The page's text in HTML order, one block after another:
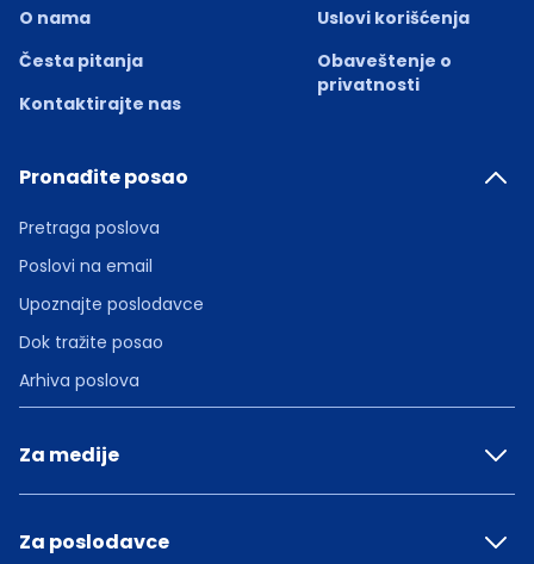
O nama
Česta pitanja
Kontaktirajte nas
Uslovi korišćenja
Obaveštenje o
privatnosti
Pronađite posao
Pretraga poslova
Poslovi na email
Upoznajte poslodavce
Dok tražite posao
Arhiva poslova
Za medije
Za poslodavce